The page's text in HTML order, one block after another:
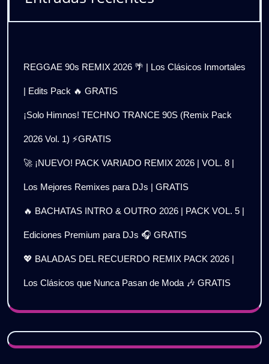
REGGAE 90s REMIX 2026 🌴 | Los Clásicos Inmortales
| Edits Pack 🔥 GRATIS
¡Solo Himnos! TECHNO TRANCE 90S (Remix Pack
2026 Vol. 1) ⚡GRATIS
🚀 ¡NUEVO! PACK VARIADO REMIX 2026 | VOL. 8 |
Los Mejores Remixes para DJs | GRATIS
🔥 BACHATAS INTRO & OUTRO 2026 | PACK VOL. 5 |
Ediciones Premium para DJs 🎧 GRATIS
💖 BALADAS DEL RECUERDO REMIX PACK 2026 |
Los Clásicos que Nunca Pasan de Moda 🎶 GRATIS